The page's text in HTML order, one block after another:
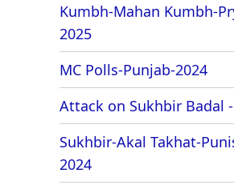
Kumbh-Mahan Kumbh-
2025
MC Polls-Punjab-2024
Attack on Sukhbir Badal
Sukhbir-Akal Takhat-
2024